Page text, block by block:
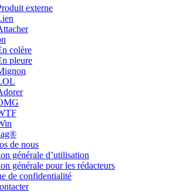
externe
colère
pleure
de nous
générale d’utilisation
générale pour les rédacteurs
de confidentialité